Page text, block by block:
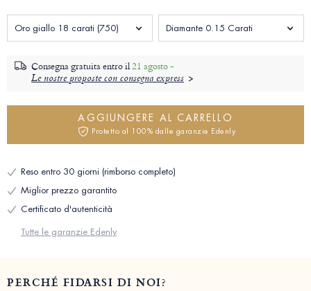
Oro giallo 18 carati (750) Diamante 0.15 Carati
Consegna gratuita entro il21 agosto -
Le nostre proposte con consegna express
AGGIUNGERE AL CARRELLO
Protetto al 100% dalle garanzie Edenly
Reso entro 30 giorni (rimborso completo)
Miglior prezzo garantito
Certificato d'autenticità
Tutte le garanzie Edenly
PERCHÉ FIDARSI DI NOI?